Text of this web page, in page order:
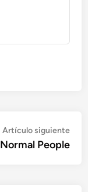
Artículo siguiente
Normal People